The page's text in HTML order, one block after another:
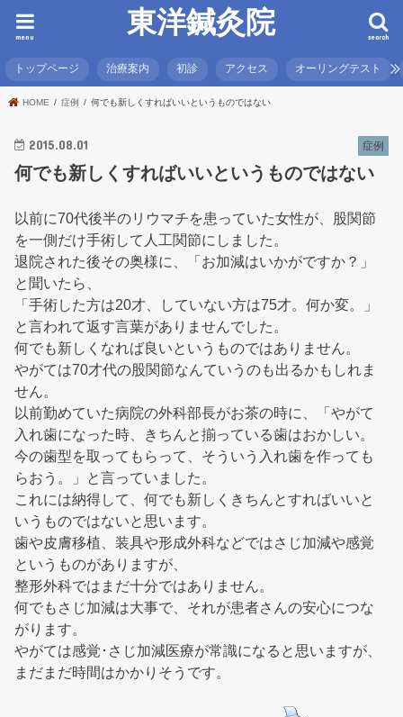
東洋鍼灸院 search
menu
トップページ 治療案内 初診 アクセス オーリングテスト
HOME 症例 何でも新しくすればいいというものではない
症例
2015.08.01
何でも新しくすればいいというものではない
以前に70代後半のリウマチを患っていた女性が、股関節
を一側だけ手術して人工関節にしました。
退院された後その奥様に、「お加減はいかがですか？」
と聞いたら、
「手術した方は20才、していない方は75才。何か変。」
と言われて返す言葉がありませんでした。
何でも新しくなれば良いというものではありません。
やがては70才代の股関節なんていうのも出るかもしれま
せん。
以前勤めていた病院の外科部長がお茶の時に、「やがて
入れ歯になった時、きちんと揃っている歯はおかしい。
今の歯型を取ってもらって、そういう入れ歯を作っても
らおう。」と言っていました。
これには納得して、何でも新しくきちんとすればいいと
いうものではないと思います。
歯や皮膚移植、装具や形成外科などではさじ加減や感覚
というものがありますが、
整形外科ではまだ十分ではありません。
何でもさじ加減は大事で、それが患者さんの安心につな
がります。
やがては感覚･さじ加減医療が常識になると思いますが、
まだまだ時間はかかりそうです。